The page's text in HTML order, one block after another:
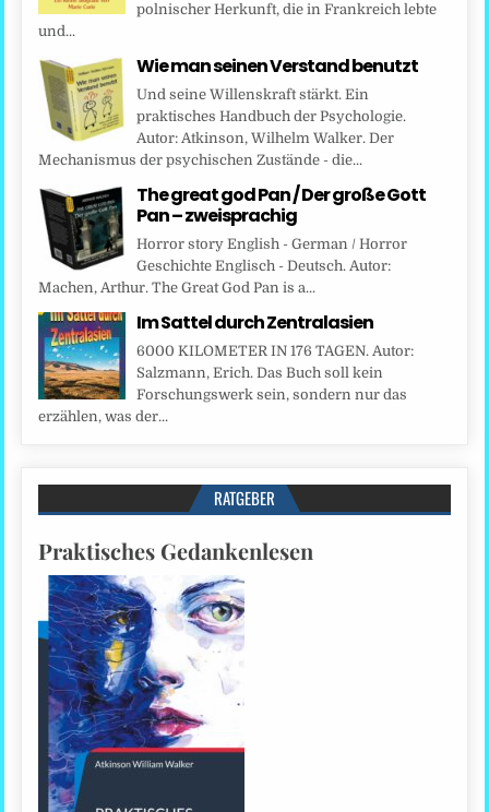
polnischer Herkunft, die in Frankreich lebte
und...
Wie man seinen Verstand benutzt
Und seine Willenskraft stärkt. Ein
praktisches Handbuch der Psychologie.
Autor: Atkinson, Wilhelm Walker. Der
Mechanismus der psychischen Zustände - die...
The great god Pan / Der große Gott
Pan – zweisprachig
Horror story English - German / Horror
Geschichte Englisch - Deutsch. Autor:
Machen, Arthur. The Great God Pan is a...
Im Sattel durch Zentralasien
6000 KILOMETER IN 176 TAGEN. Autor:
Salzmann, Erich. Das Buch soll kein
Forschungswerk sein, sondern nur das
erzählen, was der...
RATGEBER
Praktisches Gedankenlesen